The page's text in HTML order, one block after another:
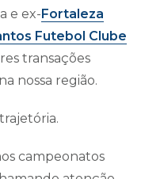
e ex-Fortaleza
Futebol Clube
transações
nossa região.
campeonatos